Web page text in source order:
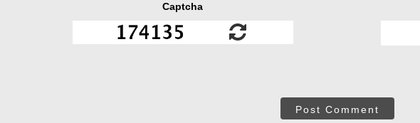
Captcha
Post Comment